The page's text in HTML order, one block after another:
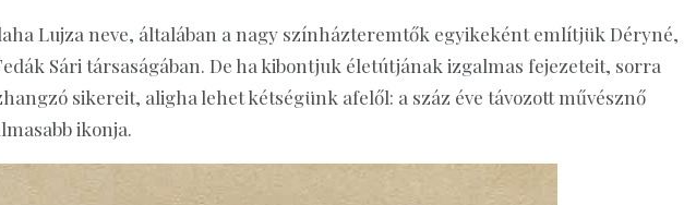
Lujza neve, általában a nagy színházteremtők egyikeként említjük Déryné,
Sári társaságában. De ha kibontjuk életútjának izgalmas fejezeteit, sorra
sikereit, aligha lehet kétségünk afelől: a száz éve távozott művésznő
ikonja.